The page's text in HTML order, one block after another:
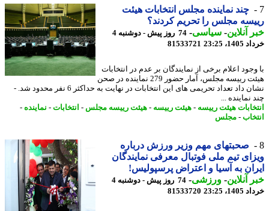
چند نماینده مجلس انتخابات هیئت
مجلس را تحریم کردند؟
آنلاین-سیاسی-
74 روز پیش - دوشنبه 4
23:25
81533721
اعلام برخی از نمایندگان بر عدم در انتخابات
هیئت رییسه مجلس، آمار حضور 279 نماینده در صحن
نشان داد تعداد تحریمی های این انتخابات در نهایت به حداکثر 6 نفر محدود شد. -
نماینده ...
هیئت رییسه-هیئت رییسه-هیئت رییسه مجلس-انتخابات-نماینده-
-مجلس
صحبتهای مهم وزیر ورزش درباره
تیم ملی فوتبال معرفی نمایندگان
به آسیا و اعتراض پرسپولیس!
آنلاین-ورزشی-
74 روز پیش - دوشنبه 4
23:25
81533720